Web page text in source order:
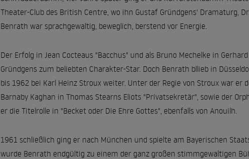
Theater-Club des British Centre, wo ihn Gustaf Gründgens' Dramaturg,
Benrath war sprachgewaltig, beweglich, berstend vor Energie.
Der Erfolg in Jean Cocteaus "Bacchus" und als Bruno Mechelke in
Gründgens zum beliebten Charakter-Star. Doch Benrath bllieb in
bis 1962 bei Karl Heinz Stroux weiter. Unter der Regie von Stroux war er
Barnaby Kaghan in Thomas Stearns Eliots "Privatsekretär", sowie der
er die Titelrolle in "Becket oder Die Ehre Gottes", ebenfalls von Anouilh.
1961 schließlich ging er nach München und spielte am Bayerischen
wurde Benrath endgültig zu einem der ganz großen stimmgewaltigen